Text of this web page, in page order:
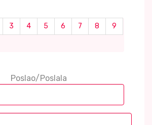
3 4 5 6 7 8
9
Poslao/Poslala